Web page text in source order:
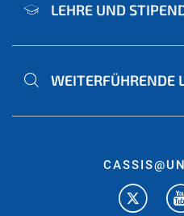
LEHRE UND
WEITERFÜHRENDE